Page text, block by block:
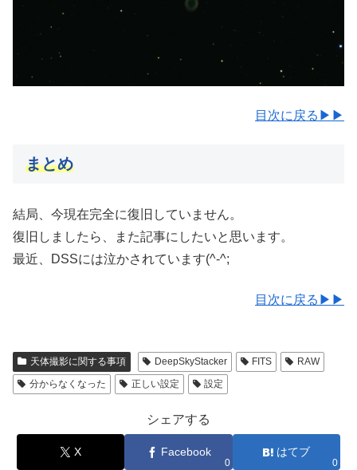
目次に戻る▶▶
まとめ
結局、今現在完全に復旧していません。
復旧しましたら、また記事にしたいと思います。
最近、DSSには泣かされています(^-^;
目次に戻る▶▶
天体撮影に関する事項 DeepSkyStacker FITS
RAW
分からなくなった
正しい設定 設定
シェアする
X Facebook
0
はてブ
0